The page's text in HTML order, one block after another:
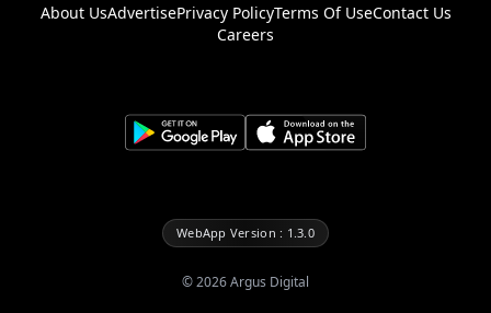
About UsAdvertisePrivacy PolicyTerms Of UseContact Us
Careers
WebApp Version : 1.3.0
©2026Argus Digital